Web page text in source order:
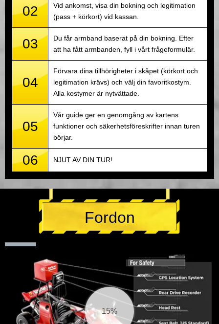
02
Vid ankomst, visa din bokning och legitimation
(pass + körkort) vid kassan.
03
Du får armband baserat på din bokning. Efter
att ha fått armbanden, fyll i vårt frågeformulär.
04
Förvara dina tillhörigheter i skåpet (körkort och
legitimation krävs) och välj din favoritkostym.
Alla kostymer är nytvättade.
05
Vår guide ger en genomgång av kartens
funktioner och säkerhetsföreskrifter innan turen
börjar.
06 NJUT AV DIN TUR!
Fordon
16%